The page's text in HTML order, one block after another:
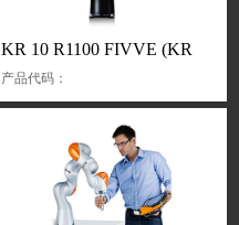
KR 10 R1100 FIVVE (KR
AGILUS)
产品代码：